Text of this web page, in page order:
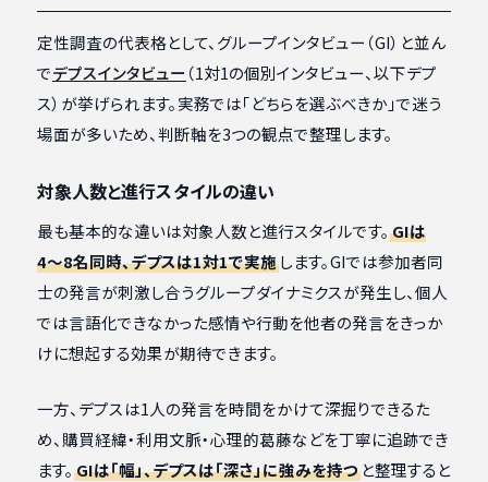
定性調査の代表格として、グループインタビュー（GI）と並ん
でデプスインタビュー （1対1の個別インタビュー、以下デプ
ス）が挙げられます。実務では「どちらを選ぶべきか」で迷う
場面が多いため、判断軸を3つの観点で整理します。
対象人数と進行スタイルの違い
最も基本的な違いは対象人数と進行スタイルです。 GIは
4〜8名同時、デプスは1対1で実施します。GIでは参加者同
士の発言が刺激し合うグループダイナミクスが発生し、個人
では言語化できなかった感情や行動を他者の発言をきっか
けに想起する効果が期待できます。
一方、デプスは1人の発言を時間をかけて深掘りできるた
め、購買経緯・利用文脈・心理的葛藤などを丁寧に追跡でき
ます。 GIは「幅」、デプスは「深さ」に強みを持つと整理すると